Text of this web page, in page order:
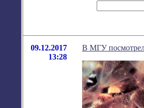
09.12.2017
13:28
В МГУ